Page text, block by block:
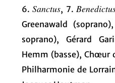
6.Sanctus, 7.
Greenawald
soprano), Gérard
Hemm (basse), Chœur
Philharmonie de